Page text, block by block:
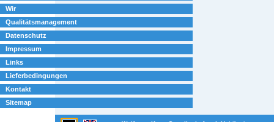
Wir
Qualitätsmanagement
Datenschutz
Impressum
Links
Lieferbedingungen
Kontakt
Sitemap